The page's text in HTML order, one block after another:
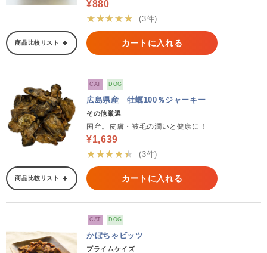
¥880
★★★★★
(3件)
商品比較リスト カートに入れる
CAT DOG
広島県産 牡蠣100％ジャーキー
その他厳選
国産。皮膚・被毛の潤いと健康に！
¥1,639
★★★★★
(3件)
商品比較リスト カートに入れる
CAT DOG
かぼちゃビッツ
プライムケイズ